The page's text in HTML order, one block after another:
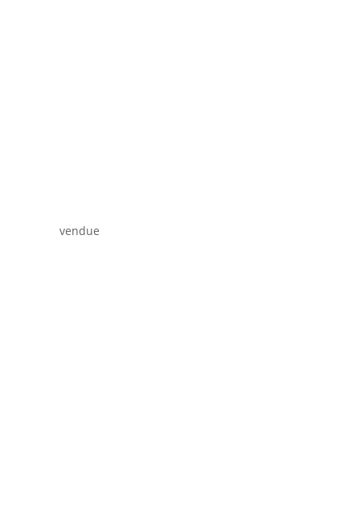
vendue